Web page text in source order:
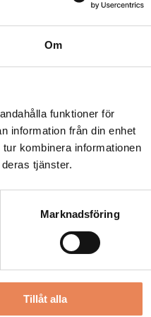
Om
funktioner för
information från din enhet
kombinera informationen
tjänster.
Marknadsföring
Tillåt alla